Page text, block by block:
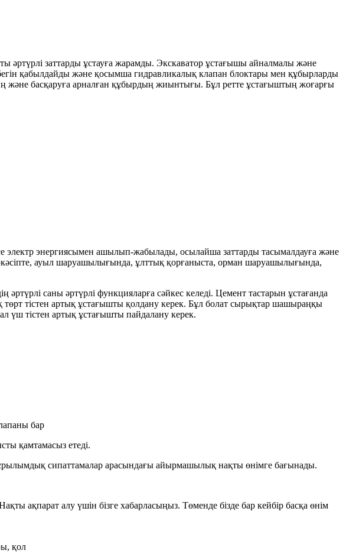
әртүрлі заттарды ұстауға жарамды. Экскаватор ұстағышы айналмалы және
қабылдайды және қосымша гидравликалық клапан блоктары мен құбырларды
басқаруға арналған құбырдың жиынтығы. Бұл ретте ұстағыштың жоғарғы
энергиясымен ашылып-жабылады, осылайша заттарды тасымалдауға және
ауыл шаруашылығында, ұлттық қорғаныста, орман шаруашылығында,
әртүрлі саны әртүрлі функцияларға сәйкес келеді. Цемент тастарын ұстағанда
төрт тістен артық ұстағышты қолдану керек. Бұл болат сырықтар шашыраңқы
үш тістен артық ұстағышты пайдалану керек.
бар
қамтамасыз етеді.
сипаттамалар арасындағы айырмашылық нақты өнімге бағынады.
ақпарат алу үшін бізге хабарласыңыз. Төменде бізде бар кейбір басқа өнім
қол